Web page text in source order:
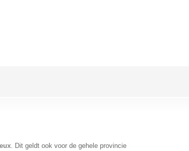
. Dit geldt ook voor de gehele provincie